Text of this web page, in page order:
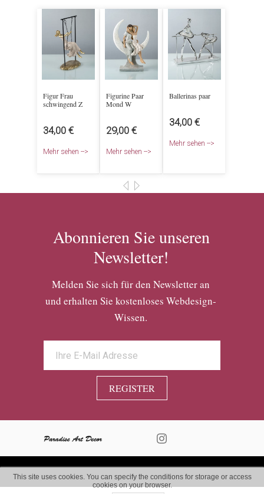
REGISTER
Melden Sie sich für den Newsletter an
und erhalten Sie kostenloses Webdesign-
Wissen.
Abonnieren Sie unseren
Newsletter!
Figur Frau
schwingend Z
34,00 €
Mehr sehen -->
Figurine Paar
Mond W
29,00 €
Mehr sehen -->
Ballerinas paar
34,00 €
Mehr sehen -->
This site uses cookies. You can specify the conditions for storage or access
cookies on your browser.